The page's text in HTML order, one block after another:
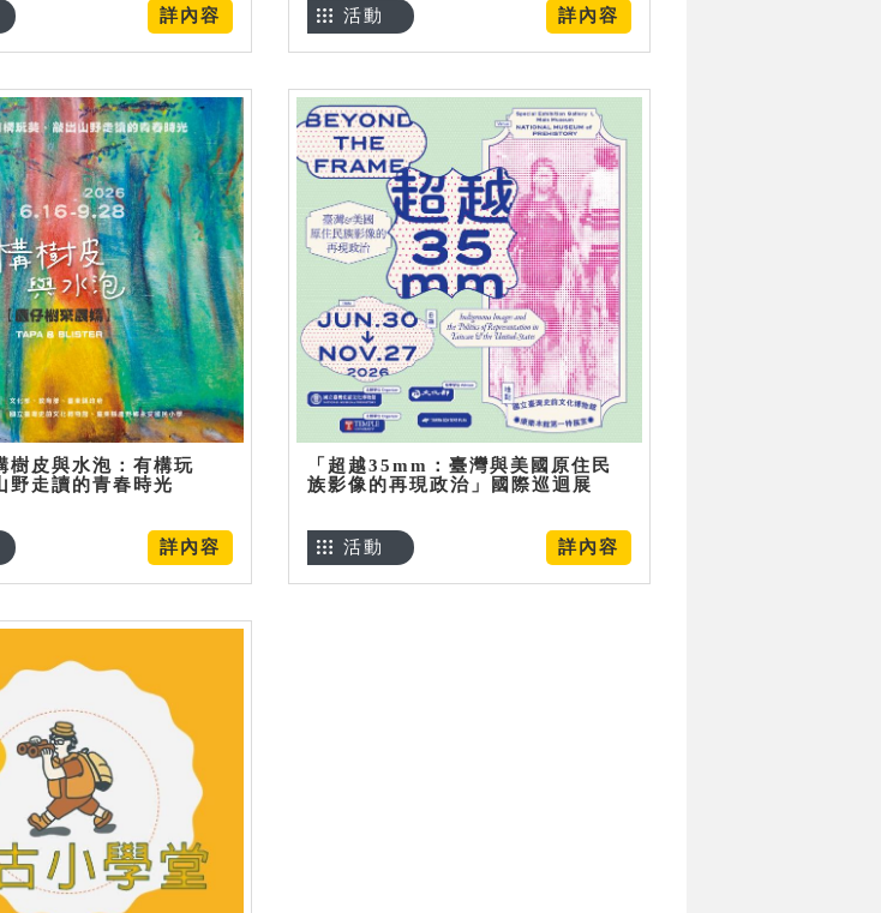
詳內容 詳內容
活動
樹皮與水泡：有構玩
野走讀的青春時光
詳內容
「超越35mm：臺灣與美國原住民
族影像的再現政治」國際巡迴展
詳內容
活動